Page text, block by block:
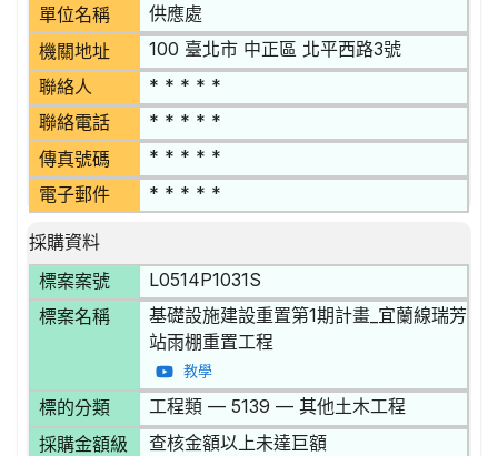
單位名稱 供應處
機關地址 100 臺北市 中正區 北平西路3號
聯絡人 * * * * *
聯絡電話 * * * * *
傳真號碼 * * * * *
電子郵件 * * * * *
採購資料
標案案號
L0514P1031S
標案名稱
基礎設施建設重置第1期計畫_宜蘭線瑞芳
站雨棚重置工程
教學
標的分類 工程類 — 5139 — 其他土木工程
採購金額級
查核金額以上未達巨額